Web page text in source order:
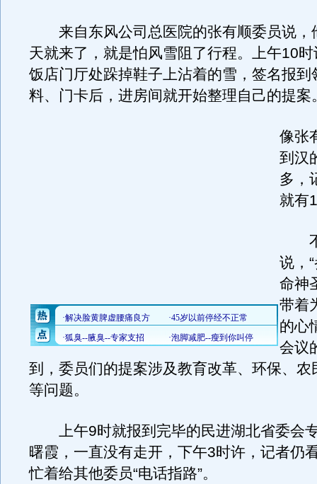
来自东风公司总医院的张有顺委员说，
天就来了，就是怕风雪阻了行程。上午10
饭店门厅处跺掉鞋子上沾着的雪，签名报到
料、门卡后，进房间就开始整理自己的提案
像张
到汉
多，
就有
不
说，
命神
带着
的心
会议
到，委员们的提案涉及教育改革、环保、农
等问题。
上午9时就报到完毕的民进湖北省委会
曙霞，一直没有走开，下午3时许，记者仍
忙着给其他委员“电话指路”。